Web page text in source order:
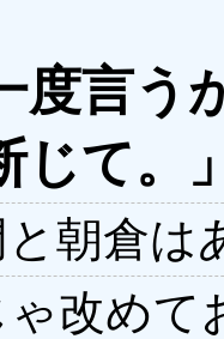
度言う
じて。
と朝倉
ゃ改め